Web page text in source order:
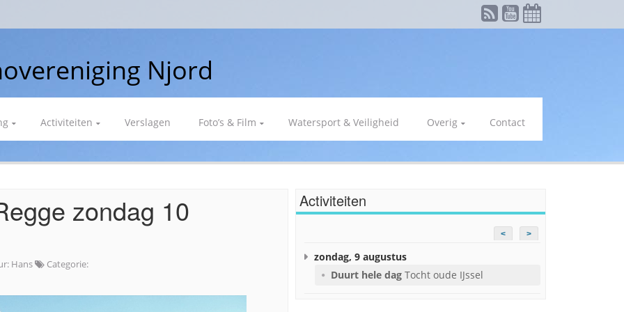
Njord
Activiteiten Verslagen Foto’s & Film Watersport & Veiligheid Overig Contact
zondag 10
Hans Categorie:
Activiteiten
< >
zondag, 9 augustus
Duurt hele dag Tocht oude IJssel